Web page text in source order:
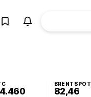
BRENTSPOT
82,46